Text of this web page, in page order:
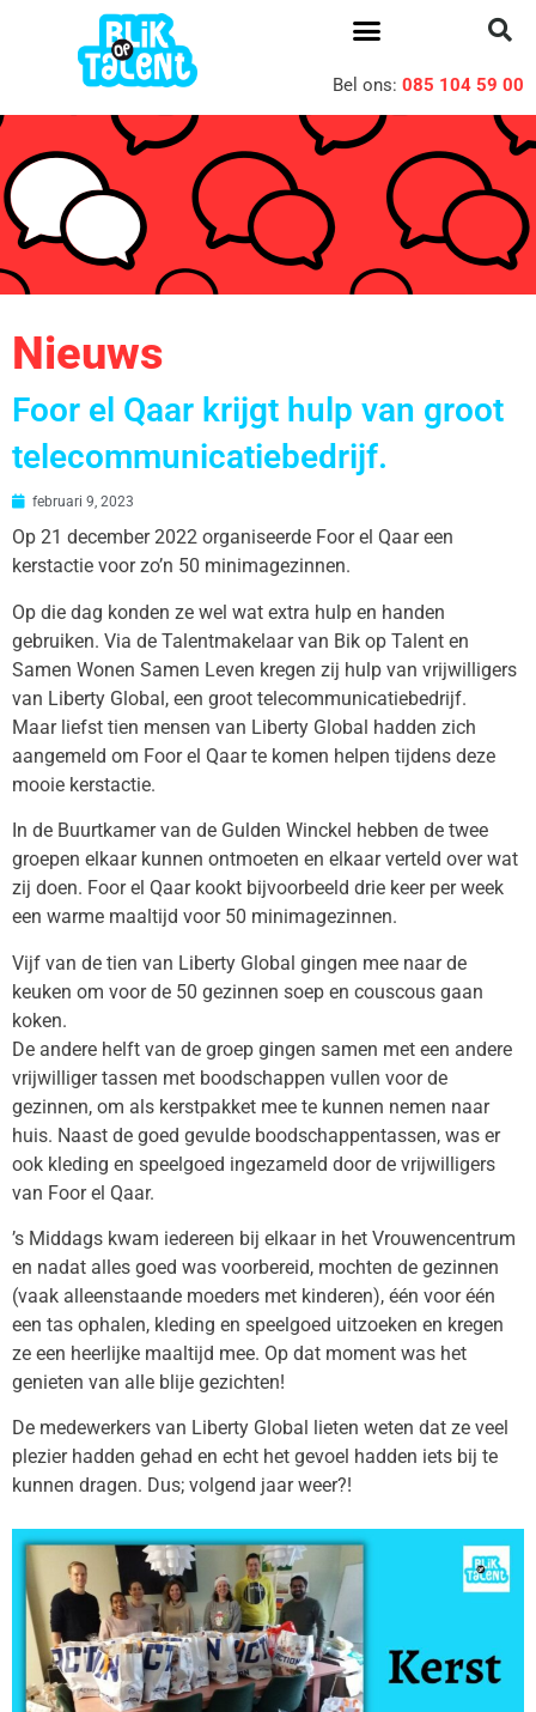
Bel ons: 085 104 59 00
Nieuws
Foor el Qaar krijgt hulp van groot
telecommunicatiebedrijf.
februari 9, 2023
Op 21 december 2022 organiseerde Foor el Qaar een
kerstactie voor zo’n 50 minimagezinnen.
Op die dag konden ze wel wat extra hulp en handen
gebruiken. Via de Talentmakelaar van Bik op Talent en
Samen Wonen Samen Leven kregen zij hulp van vrijwilligers
van Liberty Global, een groot telecommunicatiebedrijf.
Maar liefst tien mensen van Liberty Global hadden zich
aangemeld om Foor el Qaar te komen helpen tijdens deze
mooie kerstactie.
In de Buurtkamer van de Gulden Winckel hebben de twee
groepen elkaar kunnen ontmoeten en elkaar verteld over wat
zij doen. Foor el Qaar kookt bijvoorbeeld drie keer per week
een warme maaltijd voor 50 minimagezinnen.
Vijf van de tien van Liberty Global gingen mee naar de
keuken om voor de 50 gezinnen soep en couscous gaan
koken.
De andere helft van de groep gingen samen met een andere
vrijwilliger tassen met boodschappen vullen voor de
gezinnen, om als kerstpakket mee te kunnen nemen naar
huis. Naast de goed gevulde boodschappentassen, was er
ook kleding en speelgoed ingezameld door de vrijwilligers
van Foor el Qaar.
’s Middags kwam iedereen bij elkaar in het Vrouwencentrum
en nadat alles goed was voorbereid, mochten de gezinnen
(vaak alleenstaande moeders met kinderen), één voor één
een tas ophalen, kleding en speelgoed uitzoeken en kregen
ze een heerlijke maaltijd mee. Op dat moment was het
genieten van alle blije gezichten!
De medewerkers van Liberty Global lieten weten dat ze veel
plezier hadden gehad en echt het gevoel hadden iets bij te
kunnen dragen. Dus; volgend jaar weer?!